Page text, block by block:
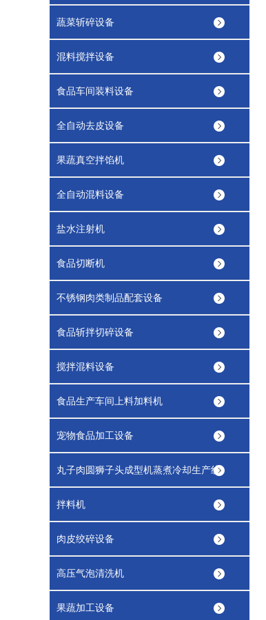
蔬菜斩碎设备
混料搅拌设备
食品车间装料设备
全自动去皮设备
果蔬真空拌馅机
全自动混料设备
盐水注射机
食品切断机
不锈钢肉类制品配套设备
食品斩拌切碎设备
搅拌混料设备
食品生产车间上料加料机
宠物食品加工设备
丸子肉圆狮子头成型机蒸煮冷却生产线
拌料机
肉皮绞碎设备
高压气泡清洗机
果蔬加工设备